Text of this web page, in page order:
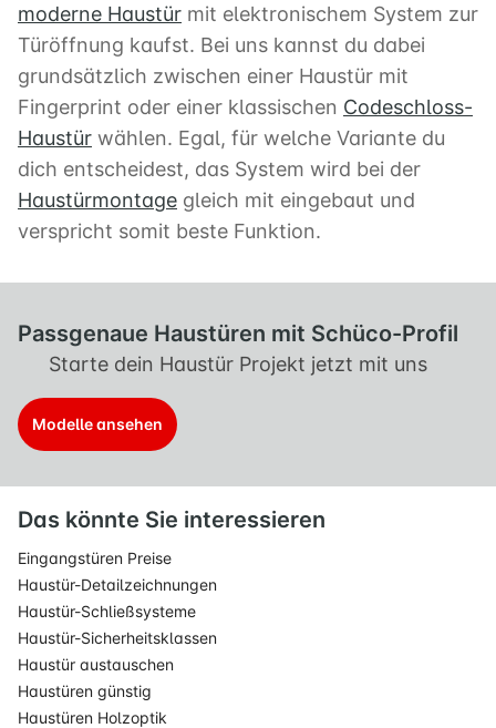
moderne Haustür mit elektronischem System zur
Türöffnung kaufst. Bei uns kannst du dabei
grundsätzlich zwischen einer Haustür mit
Fingerprint oder einer klassischen Codeschloss-
Haustür wählen. Egal, für welche Variante du
dich entscheidest, das System wird bei der
Haustürmontage gleich mit eingebaut und
verspricht somit beste Funktion.
Passgenaue Haustüren mit Schüco-Profil
Starte dein Haustür Projekt jetzt mit uns
Modelle ansehen
Das könnte Sie interessieren
Eingangstüren Preise
Haustür-Detailzeichnungen
Haustür-Schließsysteme
Haustür-Sicherheitsklassen
Haustür austauschen
Haustüren günstig
Haustüren Holzoptik